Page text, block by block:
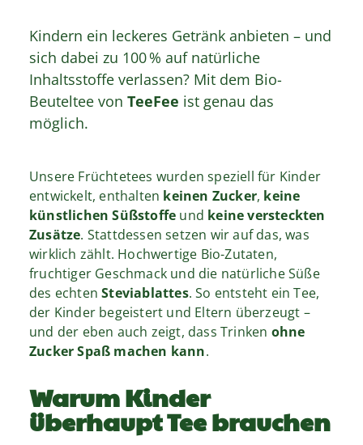
Kindern ein leckeres Getränk anbieten – und
sich dabei zu 100 % auf natürliche
Inhaltsstoffe verlassen? Mit dem Bio-
Beuteltee von TeeFee ist genau das
möglich.
Unsere Früchtetees wurden speziell für Kinder
entwickelt, enthalten keinen Zucker, keine
künstlichen Süßstoffe und keine versteckten
Zusätze. Stattdessen setzen wir auf das, was
wirklich zählt. Hochwertige Bio-Zutaten,
fruchtiger Geschmack und die natürliche Süße
des echtenSteviablattes. So entsteht ein Tee,
der Kinder begeistert und Eltern überzeugt –
und der eben auch zeigt, dass Trinken ohne
Zucker Spaß machen kann.
Warum Kinder
überhaupt Tee brauchen